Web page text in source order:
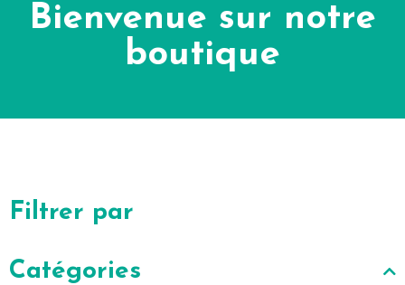
Bienvenue sur notre
boutique
Filtrer par
Catégories